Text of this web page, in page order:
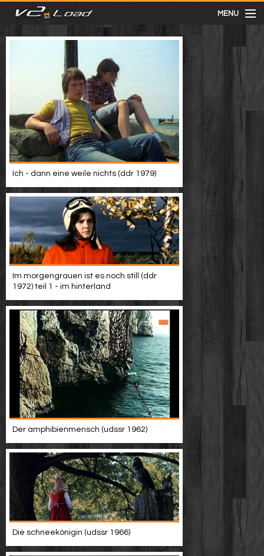
MENU
meist gesehen
kategorien
Menu
Informationen
Werbung
Video suchen
Ich - dann eine weile nichts (ddr 1979)
Im morgengrauen ist es noch still (ddr
1972) teil 1 - im hinterland
Der amphibienmensch (udssr 1962)
Die schneekönigin (udssr 1966)